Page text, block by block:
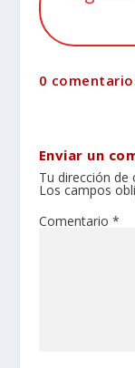
0
Enviar un
Tu dirección de
Los campos
Comentario *